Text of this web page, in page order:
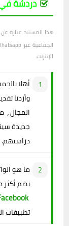
دردشة في
هذا المستند عبارة
الإنترنت.
أهلا
وأردنا
المجال ،
جديدة
دراستهم.
ما هو
يضم
تطبيقات